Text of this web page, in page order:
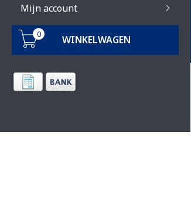
Mijn account
0 WINKELWAGEN